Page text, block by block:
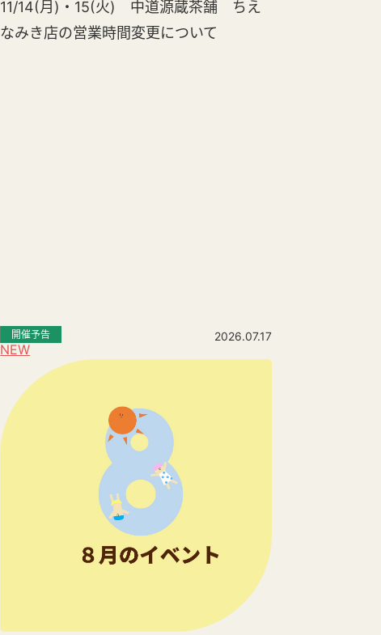
11/14(月)・15(火) 中道源蔵茶舗 ちえ
なみき店の営業時間変更について
NEW
開催予告 2026.07.17